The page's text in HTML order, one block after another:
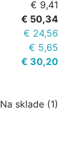
€ 9,41
€ 50,34
€ 24,56
€ 5,65
€ 30,20
Na sklade (1)